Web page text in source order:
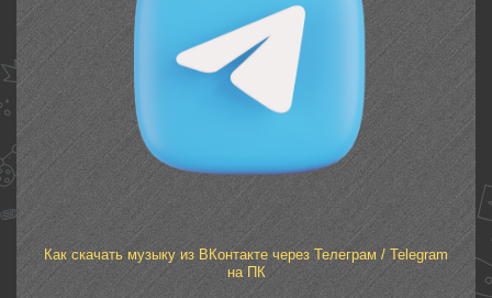
Как скачать музыку из ВКонтакте через Телеграм / Telegram
на ПК